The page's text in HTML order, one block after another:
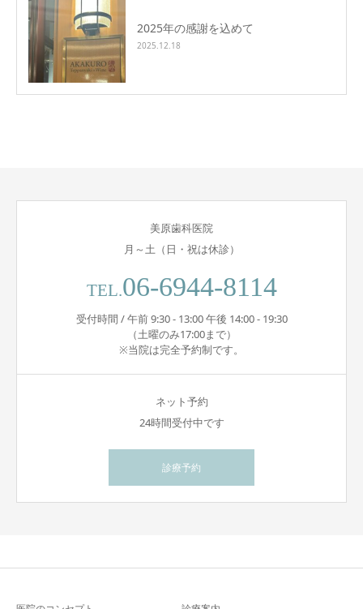
2025年の感謝を込めて
2025.12.18
美原歯科医院
月～土（日・祝は休診）
TEL.06-6944-8114
受付時間 / 午前 9:30 - 13:00 午後 14:00 - 19:30
（土曜のみ17:00まで）
※当院は完全予約制です。
ネット予約
24時間受付中です
診療予約